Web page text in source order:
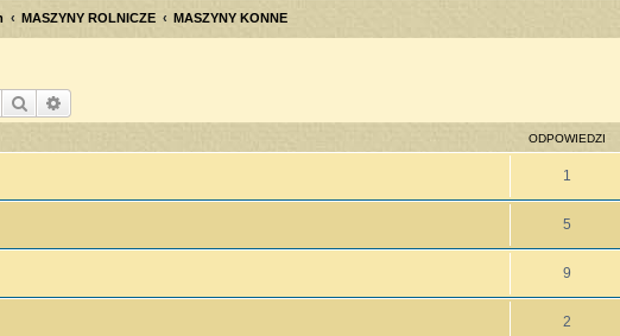
MASZYNY ROLNICZE MASZYNY KONNE
Szukaj
ODPOWIEDZI
1
5
9
2